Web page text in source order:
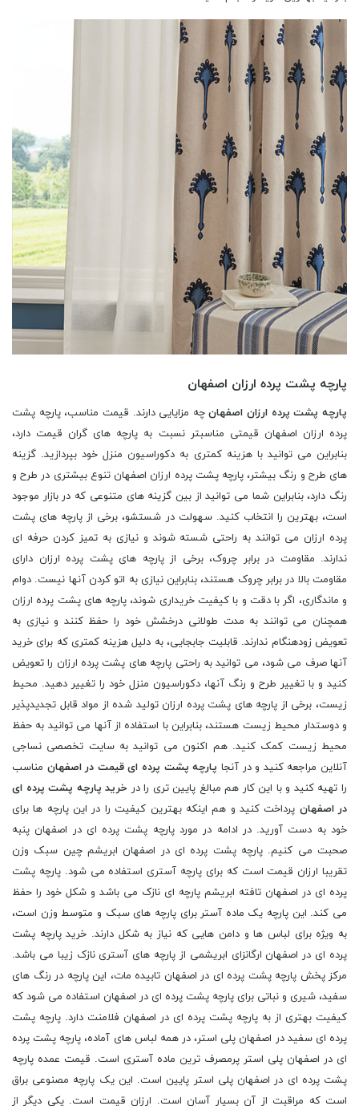
پارچه پشت پرده ارزان اصفهان
پارچه پشت پرده ارزان اصفهانچه مزایایی دارند. قیمت مناسب، پارچه پشت
پرده ارزان اصفهان قیمتی مناسبتر نسبت به پارچه های گران قیمت دارد،
بنابراین می توانید با هزینه کمتری به دکوراسیون منزل خود بپردازید. گزینه
های طرح و رنگ بیشتر، پارچه پشت پرده ارزان اصفهان تنوع بیشتری در طرح و
رنگ دارد، بنابراین شما می توانید از بین گزینه های متنوعی که در بازار موجود
است، بهترین را انتخاب کنید. سهولت در شستشو، برخی از پارچه های پشت
پرده ارزان می توانند به راحتی شسته شوند و نیازی به تمیز کردن حرفه ای
ندارند. مقاومت در برابر چروک، برخی از پارچه های پشت پرده ارزان دارای
مقاومت بالا در برابر چروک هستند، بنابراین نیازی به اتو کردن آنها نیست. دوام
و ماندگاری، اگر با دقت و با کیفیت خریداری شوند، پارچه های پشت پرده ارزان
همچنان می توانند به مدت طولانی درخشش خود را حفظ کنند و نیازی به
تعویض زودهنگام ندارند. قابلیت جابجایی، به دلیل هزینه کمتری که برای خرید
آنها صرف می شود، می توانید به راحتی پارچه های پشت پرده ارزان را تعویض
کنید و با تغییر طرح و رنگ آنها، دکوراسیون منزل خود را تغییر دهید. محیط
زیست، برخی از پارچه های پشت پرده ارزان تولید شده از مواد قابل تجدیدپذیر
و دوستدار محیط زیست هستند، بنابراین با استفاده از آنها می توانید به حفظ
محیط زیست کمک کنید. هم اکنون می توانید به سایت تخصصی نساجی
آنلاین مراجعه کنید و در آنجا پارچه پشت پرده ای قیمت در اصفهان مناسب
را تهیه کنید و با این کار هم مبالغ پایین تری را در خرید پارچه پشت پرده ای
در اصفهان پرداخت کنید و هم اینکه بهترین کیفیت را در این پارچه ها برای
خود به دست آورید. در ادامه در مورد پارچه پشت پرده ای در اصفهان پنبه
صحبت می کنیم. پارچه پشت پرده ای در اصفهان ابریشم چین سبک وزن
تقریبا ارزان قیمت است که برای پارچه آستری استفاده می شود. پارچه پشت
پرده ای در اصفهان تافته ابریشم پارچه ای نازک می باشد و شکل خود را حفظ
می کند. این پارچه یک ماده آستر برای پارچه های سبک و متوسط وزن است،
به ویژه برای لباس ها و دامن هایی که نیاز به شکل دارند. خرید پارچه پشت
پرده ای در اصفهان ارگانزای ابریشمی از پارچه های آستری نازک زیبا می باشد.
مرکز پخش پارچه پشت پرده ای در اصفهان تابیده مات، این پارچه در رنگ های
سفید، شیری و نباتی برای پارچه پشت پرده ای در اصفهان استفاده می شود که
کیفیت بهتری از به پارچه پشت پرده ای در اصفهان فلامنت دارد. پارچه پشت
پرده ای سفید در اصفهان پلی استر، در همه لباس های آماده، پارچه پشت پرده
ای در اصفهان پلی استر پرمصرف ترین ماده آستری است. قیمت عمده پارچه
پشت پرده ای در اصفهان پلی استر پایین است. این یک پارچه مصنوعی براق
است که مراقبت از آن بسیار آسان است. ارزان قیمت است. یکی دیگر از